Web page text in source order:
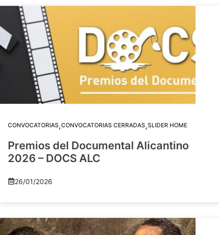
CONVOCATORIAS,CONVOCATORIAS CERRADAS,SLIDER HOME
Premios del Documental Alicantino
2026 – DOCS ALC
26/01/2026